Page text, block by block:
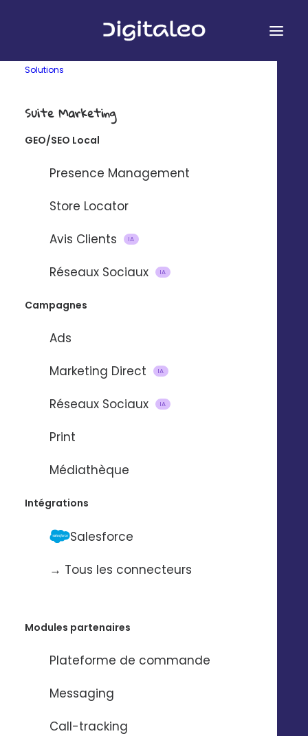
Solutions
Suite Marketing
GEO/SEO Local
Presence Management
Store Locator
Avis Clients
IA
Réseaux Sociaux IA
Campagnes
Ads
Marketing Direct
IA
Réseaux Sociaux IA
Print
Médiathèque
Intégrations
Salesforce
→ Tous les connecteurs
Modules partenaires
Plateforme de commande
Messaging
Call-tracking
&
Connectez Digitaleo et Zoho CRM à
l’aide de notre plateforme
d’intégration partenaire Zapier.
Import et mise à jour de
Pour automatiser l’import et la mise à
jour de contacts d’une application à
messages vocaux